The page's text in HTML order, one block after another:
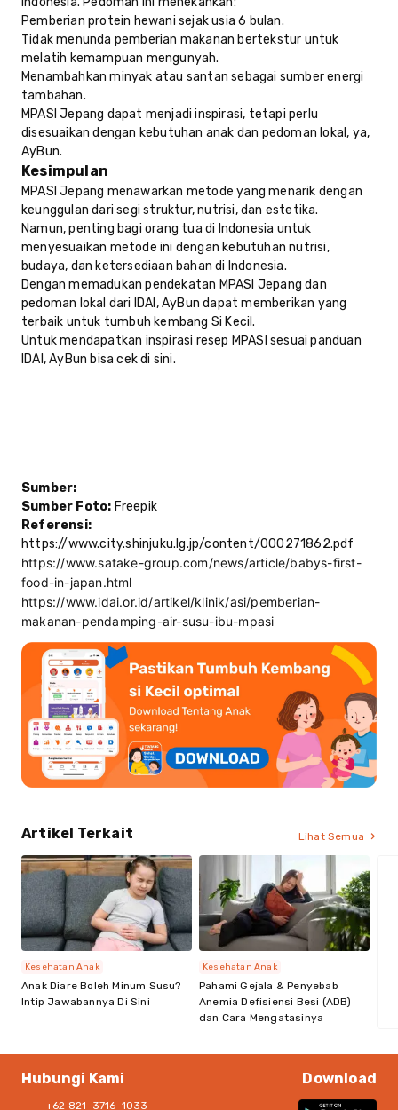
Pemberian protein hewani sejak usia 6 bulan.
Tidak menunda pemberian makanan bertekstur untuk
melatih kemampuan mengunyah.
Menambahkan minyak atau santan sebagai sumber energi
tambahan.
MPASI Jepang dapat menjadi inspirasi, tetapi perlu
disesuaikan dengan kebutuhan anak dan pedoman lokal, ya,
AyBun.
Kesimpulan
MPASI Jepang menawarkan metode yang menarik dengan
keunggulan dari segi struktur, nutrisi, dan estetika.
Namun, penting bagi orang tua di Indonesia untuk
menyesuaikan metode ini dengan kebutuhan nutrisi,
budaya, dan ketersediaan bahan di Indonesia.
Dengan memadukan pendekatan MPASI Jepang dan
pedoman lokal dari IDAI, AyBun dapat memberikan yang
terbaik untuk tumbuh kembang Si Kecil.
Untuk mendapatkan inspirasi resep MPASI sesuai panduan
IDAI, AyBun bisa cekdi sini.
Sumber:
Sumber Foto: Freepik
Referensi:
https://www.city.shinjuku.lg.jp/content/000271862.pdf
https://www.satake-group.com/news/article/babys-first-
food-in-japan.html
https://www.idai.or.id/artikel/klinik/asi/pemberian-
makanan-pendamping-air-susu-ibu-mpasi
Artikel Terkait Lihat Semua
Anak Diare Boleh Minum Susu?
Intip Jawabannya Di Sini
Kesehatan Anak
Pahami Gejala & Penyebab
Anemia Defisiensi Besi (ADB)
dan Cara Mengatasinya
Kesehatan Anak
Hubungi Kami
+62 821-3716-1033
Download